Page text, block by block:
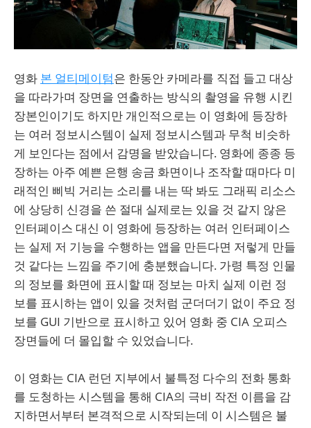
영화 본 얼티메이텀은 한동안 카메라를 직접 들고 대상
을 따라가며 장면을 연출하는 방식의 촬영을 유행 시킨
장본인이기도 하지만 개인적으로는 이 영화에 등장하
는 여러 정보시스템이 실제 정보시스템과 무척 비슷하
게 보인다는 점에서 감명을 받았습니다. 영화에 종종 등
장하는 아주 예쁜 은행 송금 화면이나 조작할 때마다 미
래적인 삐빅 거리는 소리를 내는 딱 봐도 그래픽 리소스
에 상당히 신경을 쓴 절대 실제로는 있을 것 같지 않은
인터페이스 대신 이 영화에 등장하는 여러 인터페이스
는 실제 저 기능을 수행하는 앱을 만든다면 저렇게 만들
것 같다는 느낌을 주기에 충분했습니다. 가령 특정 인물
의 정보를 화면에 표시할 때 정보는 마치 실제 이런 정
보를 표시하는 앱이 있을 것처럼 군더더기 없이 주요 정
보를 GUI 기반으로 표시하고 있어 영화 중 CIA 오피스
장면들에 더 몰입할 수 있었습니다.
이 영화는 CIA 런던 지부에서 불특정 다수의 전화 통화
를 도청하는 시스템을 통해 CIA의 극비 작전 이름을 감
지하면서부터 본격적으로 시작되는데 이 시스템은 불